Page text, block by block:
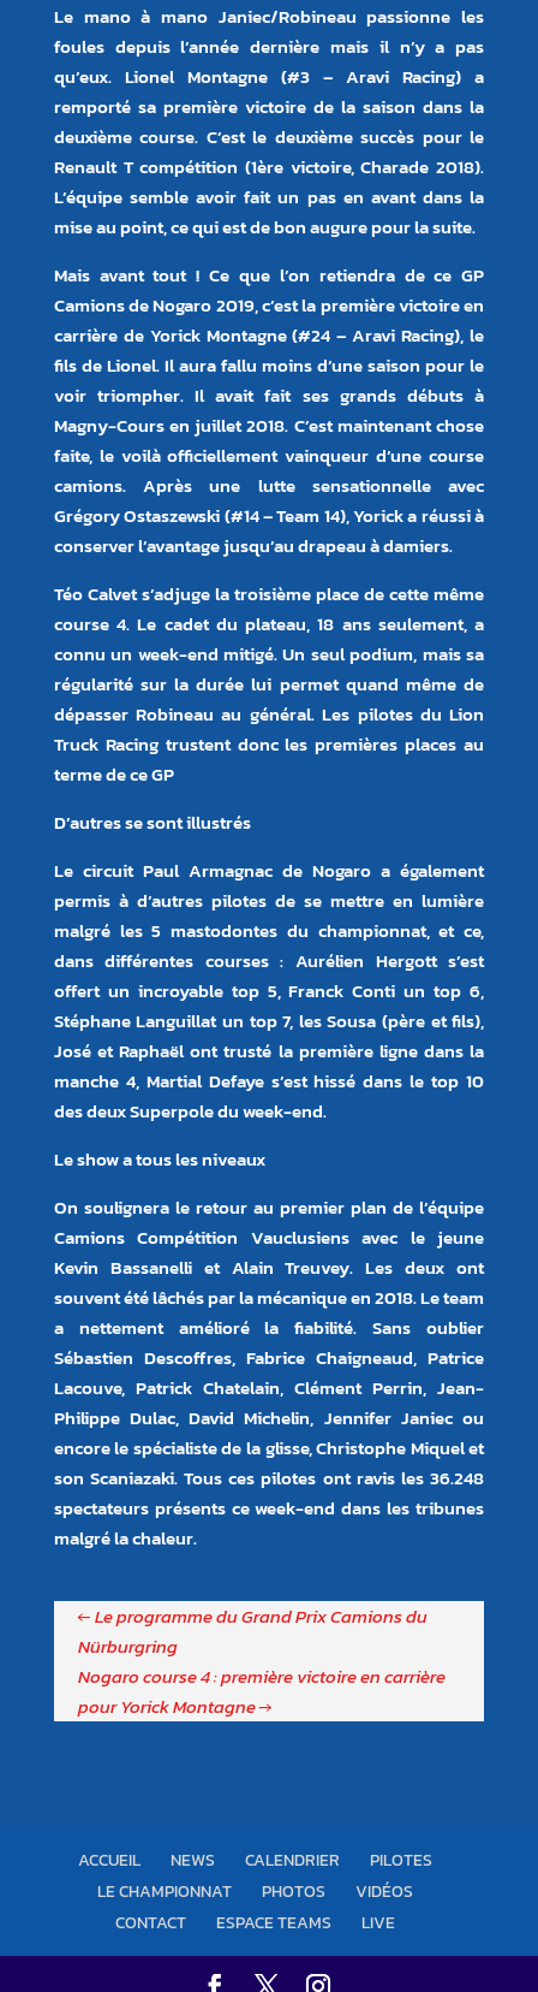
Le mano à mano Janiec/Robineau passionne les
foules depuis l’année dernière mais il n’y a pas
qu’eux. Lionel Montagne (#3 – Aravi Racing) a
remporté sa première victoire de la saison dans la
deuxième course. C’est le deuxième succès pour le
Renault T compétition (1ère victoire, Charade 2018).
L’équipe semble avoir fait un pas en avant dans la
mise au point, ce qui est de bon augure pour la suite.
Mais avant tout ! Ce que l’on retiendra de ce GP
Camions de Nogaro 2019, c’est la première victoire en
carrière de Yorick Montagne (#24 – Aravi Racing), le
fils de Lionel. Il aura fallu moins d’une saison pour le
voir triompher. Il avait fait ses grands débuts à
Magny-Cours en juillet 2018. C’est maintenant chose
faite, le voilà officiellement vainqueur d’une course
camions. Après une lutte sensationnelle avec
Grégory Ostaszewski (#14 – Team 14), Yorick a réussi à
conserver l’avantage jusqu’au drapeau à damiers.
Téo Calvet s’adjuge la troisième place de cette même
course 4. Le cadet du plateau, 18 ans seulement, a
connu un week-end mitigé. Un seul podium, mais sa
régularité sur la durée lui permet quand même de
dépasser Robineau au général. Les pilotes du Lion
Truck Racing trustent donc les premières places au
terme de ce GP
D’autres se sont illustrés
Le circuit Paul Armagnac de Nogaro a également
permis à d’autres pilotes de se mettre en lumière
malgré les 5 mastodontes du championnat, et ce,
dans différentes courses : Aurélien Hergott s’est
offert un incroyable top 5, Franck Conti un top 6,
Stéphane Languillat un top 7, les Sousa (père et fils),
José et Raphaël ont trusté la première ligne dans la
manche 4, Martial Defaye s’est hissé dans le top 10
des deux Superpole du week-end.
Le show a tous les niveaux
On soulignera le retour au premier plan de l’équipe
Camions Compétition Vauclusiens avec le jeune
Kevin Bassanelli et Alain Treuvey. Les deux ont
souvent été lâchés par la mécanique en 2018. Le team
a nettement amélioré la fiabilité. Sans oublier
Sébastien Descoffres, Fabrice Chaigneaud, Patrice
Lacouve, Patrick Chatelain, Clément Perrin, Jean-
Philippe Dulac, David Michelin, Jennifer Janiec ou
encore le spécialiste de la glisse, Christophe Miquel et
son Scaniazaki. Tous ces pilotes ont ravis les 36.248
spectateurs présents ce week-end dans les tribunes
malgré la chaleur.
←Le programme du Grand Prix Camions du
Nürburgring
Nogaro course 4 : première victoire en carrière
pour Yorick Montagne→
ACCUEIL NEWS CALENDRIER
PILOTES
LE CHAMPIONNAT
PHOTOS
VIDÉOS
CONTACT
ESPACE TEAMS LIVE